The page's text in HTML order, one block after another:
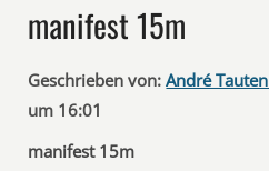
manifest 15m
Geschrieben von: André
um 16:01
manifest 15m